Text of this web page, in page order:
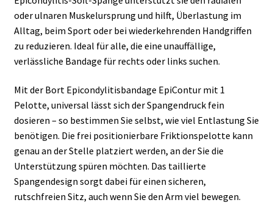
oder ulnaren Muskelursprung und hilft, Überlastung im
Alltag, beim Sport oder bei wiederkehrenden Handgriffen
zu reduzieren. Ideal für alle, die eine unauffällige,
verlässliche Bandage für rechts oder links suchen.
Mit der Bort Epicondylitisbandage EpiContur mit 1
Pelotte, universal lässt sich der Spangendruck fein
dosieren – so bestimmen Sie selbst, wie viel Entlastung Sie
benötigen. Die frei positionierbare Friktionspelotte kann
genau an der Stelle platziert werden, an der Sie die
Unterstützung spüren möchten. Das taillierte
Spangendesign sorgt dabei für einen sicheren,
rutschfreien Sitz, auch wenn Sie den Arm viel bewegen.